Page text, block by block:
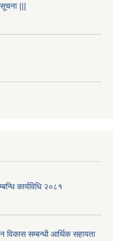
सूचना |||
कार्यविधि २०८१
विकास सम्बन्धी आर्थिक सहायता